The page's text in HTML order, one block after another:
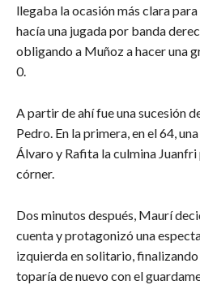
llegaba la ocasión más clara
hacía una jugada por banda
obligando a Muñoz a hacer una
0.
A partir de ahí fue una sucesión
Pedro. En la primera, en el 64,
Álvaro y Rafita la culmina
córner.
Dos minutos después, Maurí
cuenta y protagonizó una
izquierda en solitario,
toparía de nuevo con el